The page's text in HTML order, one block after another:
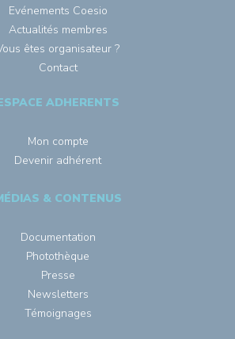
Evénements Coesio
Actualités membres
êtes organisateur ?
Contact
ADHERENTS
Mon compte
Devenir adhérent
& CONTENUS
Documentation
Photothèque
Presse
Newsletters
Témoignages